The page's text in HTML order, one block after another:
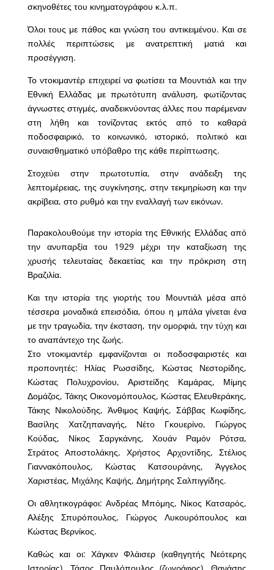
σκηνοθέτες του κινηματογράφου κ.λ.π.
Όλοι τους με πάθος και γνώση του αντικειμένου. Και σε
πολλές περιπτώσεις με ανατρεπτική ματιά και
προσέγγιση.
Το ντοκιμαντέρ επιχειρεί να φωτίσει τα Μουντιάλ και την
Εθνική Ελλάδας με πρωτότυπη ανάλυση, φωτίζοντας
άγνωστες στιγμές, αναδεικνύοντας άλλες που παρέμεναν
στη λήθη και τονίζοντας εκτός από το καθαρά
ποδοσφαιρικό, το κοινωνικό, ιστορικό, πολιτικό και
συναισθηματικό υπόβαθρο της κάθε περίπτωσης.
Στοχεύει στην πρωτοτυπία, στην ανάδειξη της
λεπτομέρειας, της συγκίνησης, στην τεκμηρίωση και την
ακρίβεια, στο ρυθμό και την εναλλαγή των εικόνων.
Παρακολουθούμε την ιστορία της Εθνικής Ελλάδας από
την ανυπαρξία του 1929 μέχρι την καταξίωση της
χρυσής τελευταίας δεκαετίας και την πρόκριση στη
Βραζιλία.
Και την ιστορία της γιορτής του Μουντιάλ μέσα από
τέσσερα μοναδικά επεισόδια, όπου η μπάλα γίνεται ένα
με την τραγωδία, την έκσταση, την ομορφιά, την τύχη και
το αναπάντεχο της ζωής.
Στο ντοκιμαντέρ εμφανίζονται οι ποδοσφαιριστές και
προπονητές: Ηλίας Ρωσσίδης, Κώστας Νεστορίδης,
Κώστας Πολυχρονίου, Αριστείδης Καμάρας, Μίμης
Δομάζος, Τάκης Οικονομόπουλος, Κώστας Ελευθεράκης,
Τάκης Νικολούδης, Άνθιμος Καψής, Σάββας Κωφίδης,
Βασίλης Χατζηπαναγής, Νέτο Γκουερίνο, Γιώργος
Κούδας, Νίκος Σαργκάνης, Χουάν Ραμόν Ρότσα,
Στράτος Αποστολάκης, Χρήστος Αρχοντίδης, Στέλιος
Γιαννακόπουλος, Κώστας Κατσουράνης, Άγγελος
Χαριστέας, Μιχάλης Καψής, Δημήτρης Σαλπιγγίδης.
Οι αθλητικογράφοι: Ανδρέας Μπόμης, Νίκος Κατσαρός,
Αλέξης Σπυρόπουλος, Γιώργος Λυκουρόπουλος και
Κώστας Βερνίκος.
Καθώς και οι: Χάγκεν Φλάισερ (καθηγητής Νεότερης